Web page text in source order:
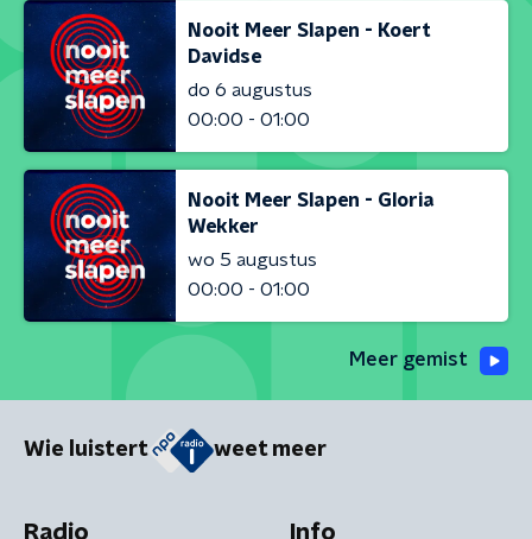
Nooit Meer Slapen - Koert
Davidse
do 6 augustus
00:00 - 01:00
Nooit Meer Slapen - Gloria
Wekker
wo 5 augustus
00:00 - 01:00
Meer gemist
Wie luistert weet meer
Radio Info